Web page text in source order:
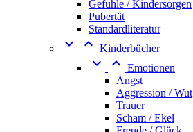
Gefühle / Kindersorgen
Pubertät
Standardliteratur
  Kinderbücher
  Emotionen
Angst
Aggression / Wut
Trauer
Scham / Ekel